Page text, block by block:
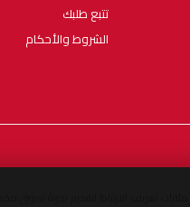
تتبع طلبك
الشروط والأحكام